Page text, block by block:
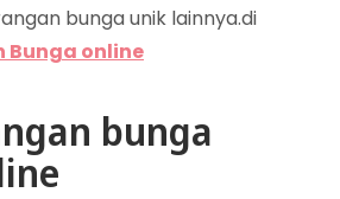
bunga unik lainnya.di
Bunga online
bunga